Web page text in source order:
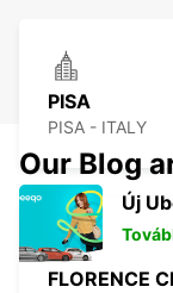
PISA
PISA - ITALY
FLORENCE
Our Blog
Új